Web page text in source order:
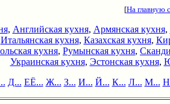
[На главную
, Английская кухня, Армянская кухня,
Итальянская кухня, Казахская кухня,
кухня, Румынская кухня,
Украинская кухня, Эстонская кухня,
Д... ЕЁ... Ж... З... И... Й... К... Л... М...